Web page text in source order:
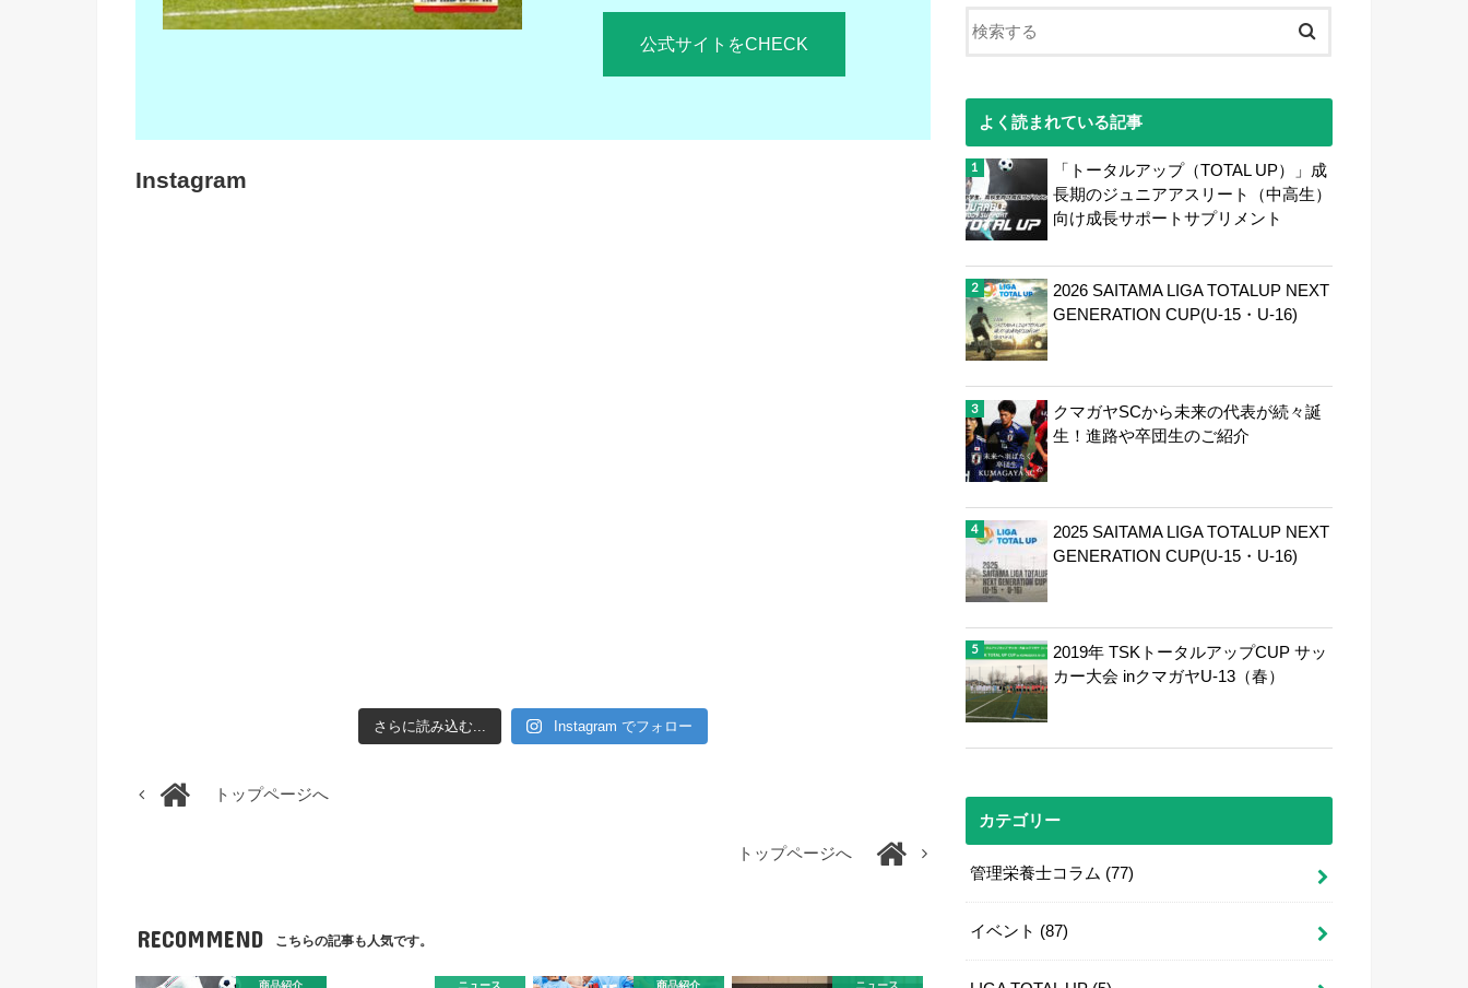
公式サイトをCHECK
Instagram
さらに読み込む... Instagram でフォロー
トップページへ
トップページへ
RECOMMEND こちらの記事も人気です。
よく読まれている記事
「トータルアップ（TOTAL UP）」成
長期のジュニアアスリート（中高生）
向け成長サポートサプリメント
2026 SAITAMA LIGA TOTALUP NEXT
GENERATION CUP(U-15・U-16)
クマガヤSCから未来の代表が続々誕
生！進路や卒団生のご紹介
2025 SAITAMA LIGA TOTALUP NEXT
GENERATION CUP(U-15・U-16)
2019年 TSKトータルアップCUP サッ
カー大会 inクマガヤU-13（春）
カテゴリー
管理栄養士コラム (77)
イベント (87)